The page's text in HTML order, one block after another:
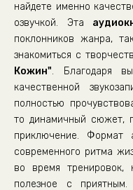
найдете именно
озвучкой. Эта
поклонников жанра,
знакомиться с
Кожин". Благодаря
качественной
полностью
то динамичный сюжет,
приключение. Формат
современного ритма
во время тренировок,
полезное с